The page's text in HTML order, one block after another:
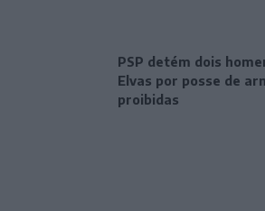
PSP detém dois
Elvas por posse de
proibidas